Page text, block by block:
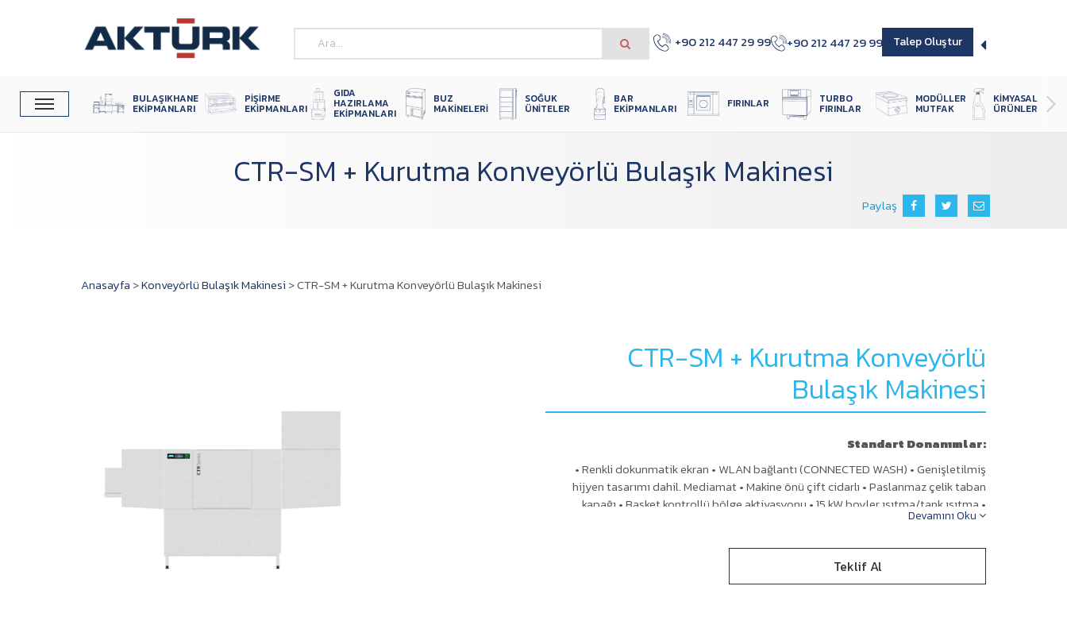
+90 212 447 29 99 +90 212 447 29 99 Talep Oluştur
BULAŞIKHANE
EKIPMANLARI
PIŞIRME
EKIPMANLARI
GIDA
HAZIRLAMA
EKIPMANLARI
BUZ
MAKINELERI
SOĞUK
ÜNITELER
BAR
EKIPMANLARI FIRINLAR TURBO
FIRINLAR
MODÜLLER
MUTFAK
KIMYASAL
ÜRÜNLER
CTR-SM + Kurutma Konveyörlü Bulaşık Makinesi
Paylaş
Anasayfa >Konveyörlü Bulaşık Makinesi >CTR-SM + Kurutma Konveyörlü Bulaşık Makinesi
CTR-SM + Kurutma Konveyörlü
Bulaşık Makinesi
Standart Donanımlar:
• Renkli dokunmatik ekran • WLAN bağlantı (CONNECTED WASH) • Genişletilmiş
hijyen tasarımı dahil. Mediamat • Makine önü çift cidarlı • Paslanmaz çelik taban
kapağı • Basket kontrollü bölge aktivasyonu • 15 kW boyler ısıtma/tank ısıtma •
Gelişmiş servis kolaylığı • Hızlı ilk tank doldurma
Devamını Oku
Teklif Al